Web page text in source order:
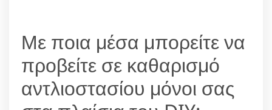
Με ποια μέσα μπορείτε να
προβείτε σε καθαρισμό
αντλιοστασίου μόνοι σας